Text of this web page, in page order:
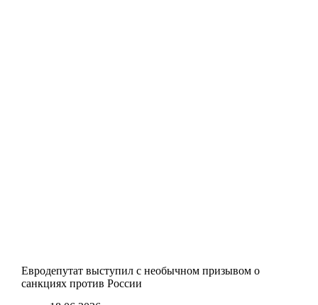
Евродепутат выступил с необычном призывом о
санкциях против России